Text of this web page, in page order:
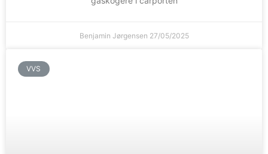
Benjamin Jørgensen 27/05/2025
VVS